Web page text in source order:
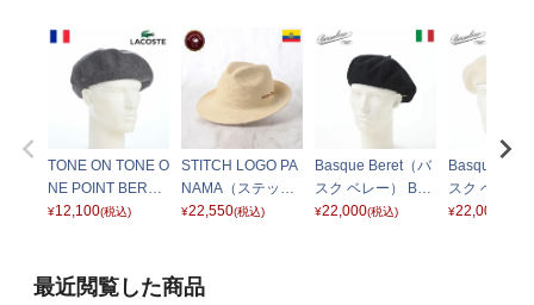
TONE ON TONE O
NE POINT BERET
（トーンオントー
ー
¥12,100(税込)
STITCH LOGO PA
NAMA（ステッチ
ロゴ パナマ） ナチ
¥22,550(税込)
Basque Beret（バ
スク ベレー） B80
002 ブラック
¥22,000(税込)
Basque
スク ベレー
002 ホワイト
¥22,000
最近閲覧した商品